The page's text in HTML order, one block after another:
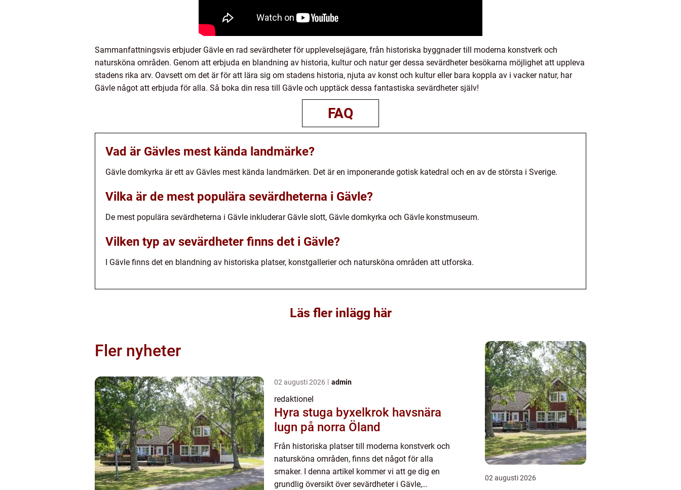
Sammanfattningsvis erbjuder Gävle en rad sevärdheter för upplevelsejägare, från historiska byggnader till moderna konstverk och
natursköna områden. Genom att erbjuda en blandning av historia, kultur och natur ger dessa sevärdheter besökarna möjlighet att uppleva
stadens rika arv. Oavsett om det är för att lära sig om stadens historia, njuta av konst och kultur eller bara koppla av i vacker natur, har
Gävle något att erbjuda för alla. Så boka din resa till Gävle och upptäck dessa fantastiska sevärdheter själv!
FAQ
Vad är Gävles mest kända landmärke?
Gävle domkyrka är ett av Gävles mest kända landmärken. Det är en imponerande gotisk katedral och en av de största i Sverige.
Vilka är de mest populära sevärdheterna i Gävle?
De mest populära sevärdheterna i Gävle inkluderar Gävle slott, Gävle domkyrka och Gävle konstmuseum.
Vilken typ av sevärdheter finns det i Gävle?
I Gävle finns det en blandning av historiska platser, konstgallerier och natursköna områden att utforska.
Läs fler inlägg här
Fler nyheter
02 augusti 2026 admin
redaktionel
Hyra stuga byxelkrok havsnära
lugn på norra Öland
Från historiska platser till moderna konstverk och
natursköna områden, finns det något för alla
smaker. I denna artikel kommer vi att ge dig en
grundlig översikt över sevärdheter i Gävle,
02 augusti 2026